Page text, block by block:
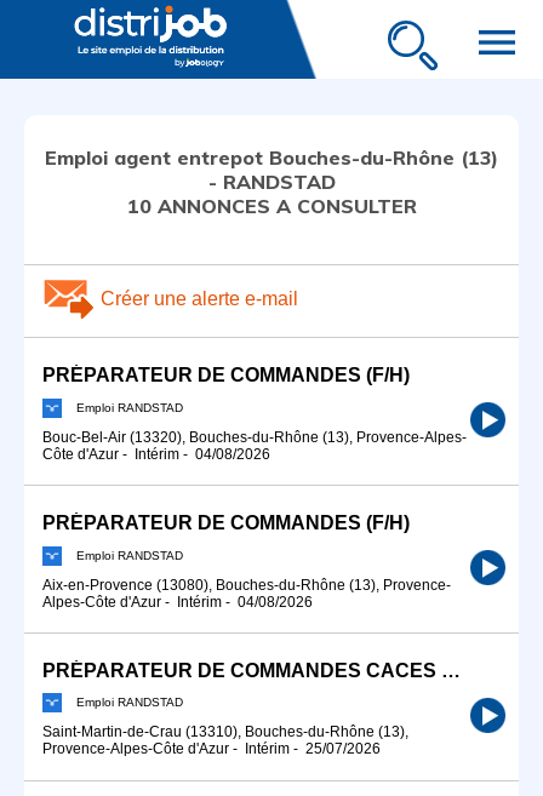
menu
Emploi agent entrepot Bouches-du-Rhône (13)
- RANDSTAD
10 ANNONCES A CONSULTER
Créer une alerte e-mail
PRÉPARATEUR DE COMMANDES (F/H)
Emploi RANDSTAD
Bouc-Bel-Air (13320), Bouches-du-Rhône (13), Provence-Alpes-
Côte d'Azur - Intérim - 04/08/2026
PRÉPARATEUR DE COMMANDES (F/H)
Emploi RANDSTAD
Aix-en-Provence (13080), Bouches-du-Rhône (13), Provence-
Alpes-Côte d'Azur - Intérim - 04/08/2026
PRÉPARATEUR DE COMMANDES CACES 1(F/H)
Emploi RANDSTAD
Saint-Martin-de-Crau (13310), Bouches-du-Rhône (13),
Provence-Alpes-Côte d'Azur - Intérim - 25/07/2026